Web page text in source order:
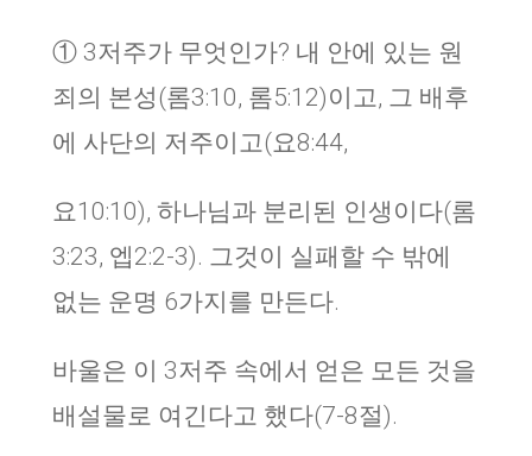
① 3저주가 무엇인가? 내 안에 있는 원
죄의 본성(롬3:10, 롬5:12)이고, 그 배후
에 사단의 저주이고(요8:44,
요10:10), 하나님과 분리된 인생이다(롬
3:23, 엡2:2-3). 그것이 실패할 수 밖에
없는 운명 6가지를 만든다.
바울은 이 3저주 속에서 얻은 모든 것을
배설물로 여긴다고 했다(7-8절).